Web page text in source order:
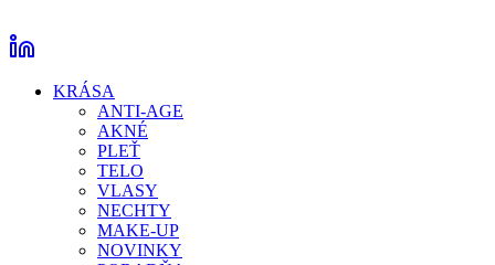
KRÁSA
ANTI-AGE
AKNÉ
PLEŤ
TELO
VLASY
NECHTY
MAKE-UP
NOVINKY